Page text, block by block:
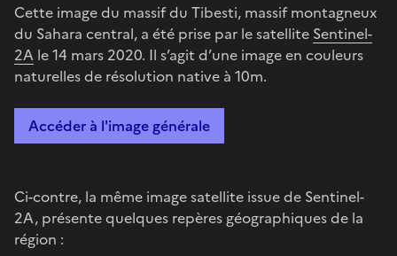
Cette image du massif du Tibesti, massif montagneux
du Sahara central, a été prise par le satellite Sentinel-
2A le 14 mars 2020. Il s’agit d’une image en couleurs
naturelles de résolution native à 10m.
Accéder à l'image générale
Ci-contre, la même image satellite issue de Sentinel-
2A, présente quelques repères géographiques de la
région :